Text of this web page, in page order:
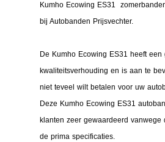
Kumho Ecowing ES31
bij Autobanden Prijsvechter.
De Kumho Ecowing ES31 heeft
kwaliteitsverhouding en is aan te
niet teveel wilt betalen voor uw
Deze Kumho Ecowing ES31
klanten zeer gewaardeerd vanwege
de prima specificaties.